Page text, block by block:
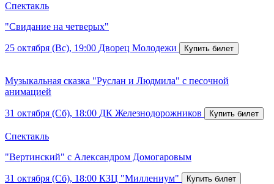
Спектакль
"Свидание на четверых"
25 октября (Вс), 19:00 Дворец Молодежи
Музыкальная сказка "Руслан и Людмила" с песочной
анимацией
31 октября (Сб), 18:00 ДК Железнодорожников
Спектакль
"Вертинский" с Александром Домогаровым
31 октября (Сб), 18:00 КЗЦ "Миллениум"